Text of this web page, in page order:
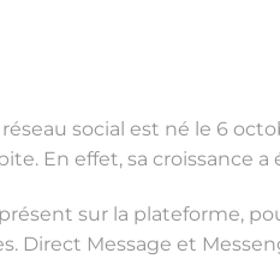
social est né le 6
En effet, sa croissance
présent sur la plateforme,
Direct Message et